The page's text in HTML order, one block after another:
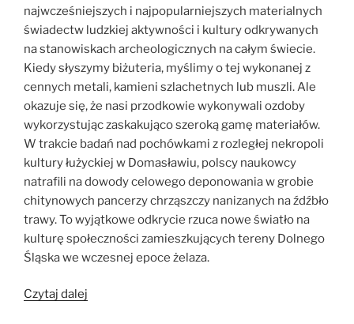
najwcześniejszych i najpopularniejszych materialnych
świadectw ludzkiej aktywności i kultury odkrywanych
na stanowiskach archeologicznych na całym świecie.
Kiedy słyszymy biżuteria, myślimy o tej wykonanej z
cennych metali, kamieni szlachetnych lub muszli. Ale
okazuje się, że nasi przodkowie wykonywali ozdoby
wykorzystując zaskakująco szeroką gamę materiałów.
W trakcie badań nad pochówkami z rozległej nekropoli
kultury łużyckiej w Domasławiu, polscy naukowcy
natrafili na dowody celowego deponowania w grobie
chitynowych pancerzy chrząszczy nanizanych na źdźbło
trawy. To wyjątkowe odkrycie rzuca nowe światło na
kulturę społeczności zamieszkujących tereny Dolnego
Śląska we wczesnej epoce żelaza.
Czytaj dalej